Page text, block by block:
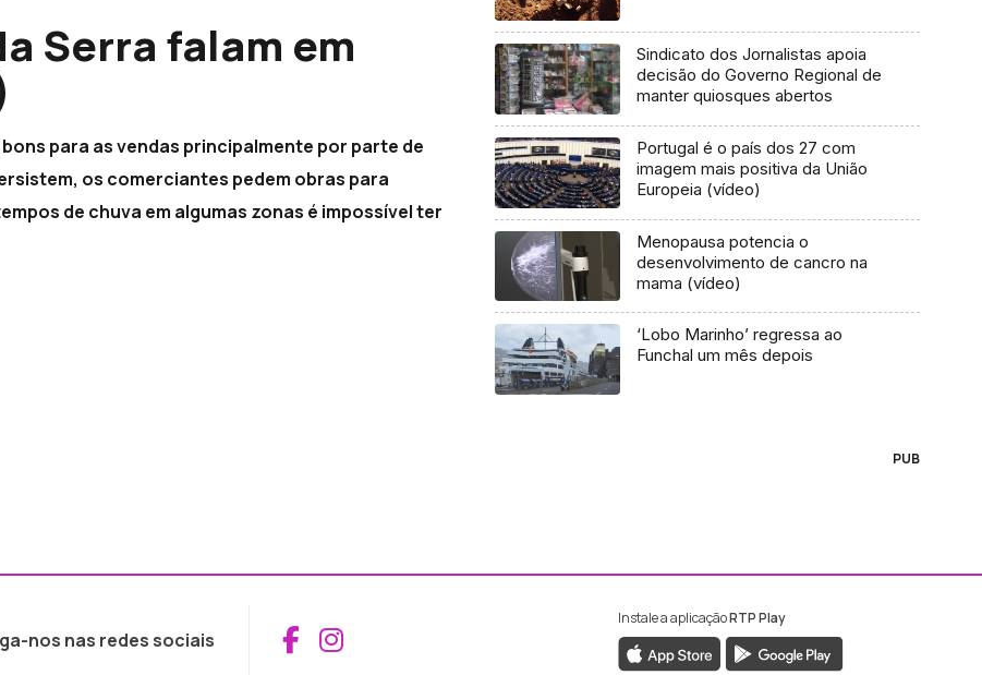
Serra falam em
para as vendas principalmente por parte de
os comerciantes pedem obras para
de chuva em algumas zonas é impossível ter
Sindicato dos Jornalistas apoia
decisão do Governo Regional de
manter quiosques abertos
Portugal é o país dos 27 com
imagem mais positiva da União
Europeia (vídeo)
Menopausa potencia o
desenvolvimento de cancro na
mama (vídeo)
‘Lobo Marinho’ regressa ao
Funchal um mês depois
PUB
nos nas redes sociais Aceder ao Facebook da RTP Madeira
Aceder ao Instagram da RTP Madeira
Instale a aplicaçãoRTP Play